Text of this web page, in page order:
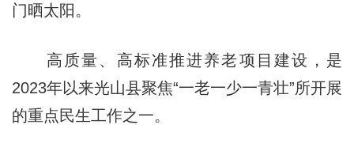
门晒太阳。
高质量、高标准推进养老项目建设，是
2023年以来光山县聚焦“一老一少一青壮”所开展
的重点民生工作之一。